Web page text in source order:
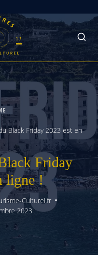
Black Friday 2023 est en
Friday
ligne !
Culturel.fr
2023